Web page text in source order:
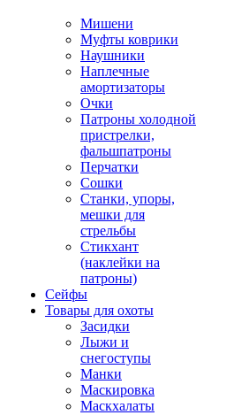
Мишени
Муфты коврики
Наушники
Наплечные
амортизаторы
Очки
Патроны холодной
пристрелки,
фальшпатроны
Перчатки
Сошки
Станки, упоры,
мешки для
стрельбы
Стикхант
(наклейки на
патроны)
Сейфы
Товары для охоты
Засидки
Лыжи и
снегоступы
Манки
Маскировка
Маскхалаты